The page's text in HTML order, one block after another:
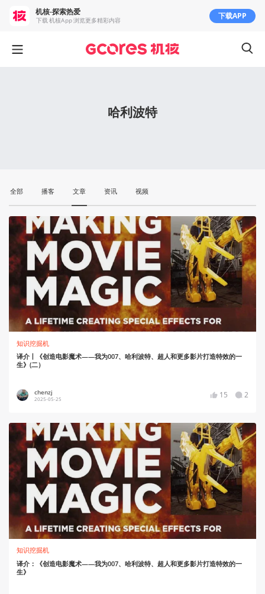
哈利波特
全部 播客 文章 资讯 视频
知识挖掘机
译介丨《创造电影魔术——我为007、哈利波特、超人和更多影片打造特效的一
生》(二）
chenzj
2025-05-25 15 2
知识挖掘机
译介：《创造电影魔术——我为007、哈利波特、超人和更多影片打造特效的一
生》
机核-探索热爱
下载 机核App 浏览更多精彩内容 下载APP